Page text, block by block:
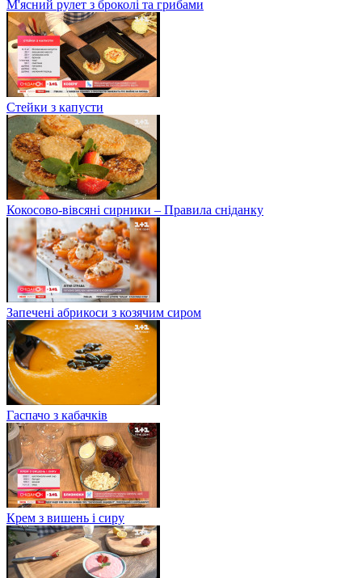
М'ясний рулет з броколі та грибами
Стейки з капусти
Кокосово-вівсяні сирники – Правила сніданку
Запечені абрикоси з козячим сиром
Гаспачо з кабачків
Крем з вишень і сиру